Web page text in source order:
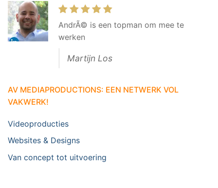
AndrÃ© is een topman om mee te
werken
Martijn Los
AV MEDIAPRODUCTIONS: EEN NETWERK VOL
VAKWERK!
Videoproducties
Websites & Designs
Van concept tot uitvoering